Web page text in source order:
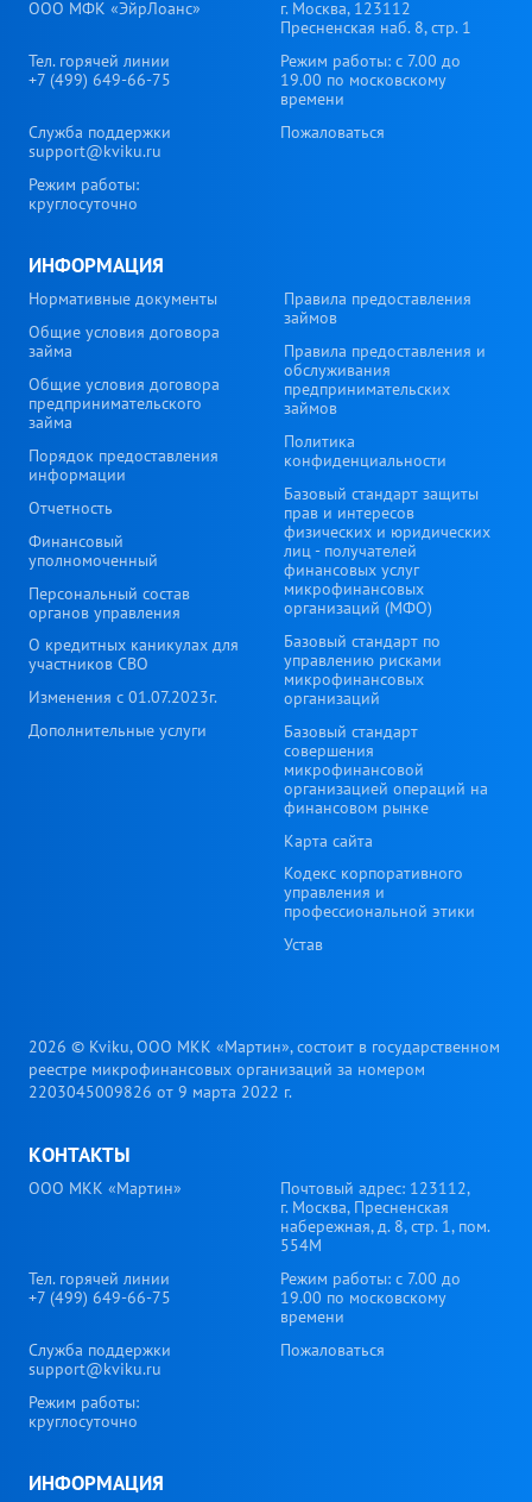
ООО МФК «ЭйрЛоанс»
г. Москва, 123112
Пресненская наб. 8, стр. 1
Тел. горячей линии
+7 (499) 649-66-75
Режим работы: с 7.00 до
19.00 по московскому
времени
Служба поддержки
support@kviku.ru
Пожаловаться
Режим работы:
круглосуточно
ИНФОРМАЦИЯ
Нормативные документы
Общие условия договора
займа
Общие условия договора
предпринимательского
займа
Порядок предоставления
информации
Отчетность
Финансовый
уполномоченный
Персональный состав
органов управления
О кредитных каникулах для
участников СВО
Изменения с 01.07.2023г.
Дополнительные услуги
Правила предоставления
займов
Правила предоставления и
обслуживания
предпринимательских
займов
Политика
конфиденциальности
Базовый стандарт защиты
прав и интересов
физических и юридических
лиц - получателей
финансовых услуг
микрофинансовых
организаций (МФО)
Базовый стандарт по
управлению рисками
микрофинансовых
организаций
Базовый стандарт
совершения
микрофинансовой
организацией операций на
финансовом рынке
Карта сайта
Кодекс корпоративного
управления и
профессиональной этики
Устав
2026 © Kviku, ООО МКК «Мартин», состоит в государственном
реестре микрофинансовых организаций за номером
2203045009826 от 9 марта 2022 г.
КОНТАКТЫ
ООО МКК «Мартин»
Почтовый адрес: 123112,
г. Москва, Пресненская
набережная, д. 8, стр. 1, пом.
554М
Тел. горячей линии
+7 (499) 649-66-75
Режим работы: с 7.00 до
19.00 по московскому
времени
Служба поддержки
support@kviku.ru
Пожаловаться
Режим работы:
круглосуточно
ИНФОРМАЦИЯ